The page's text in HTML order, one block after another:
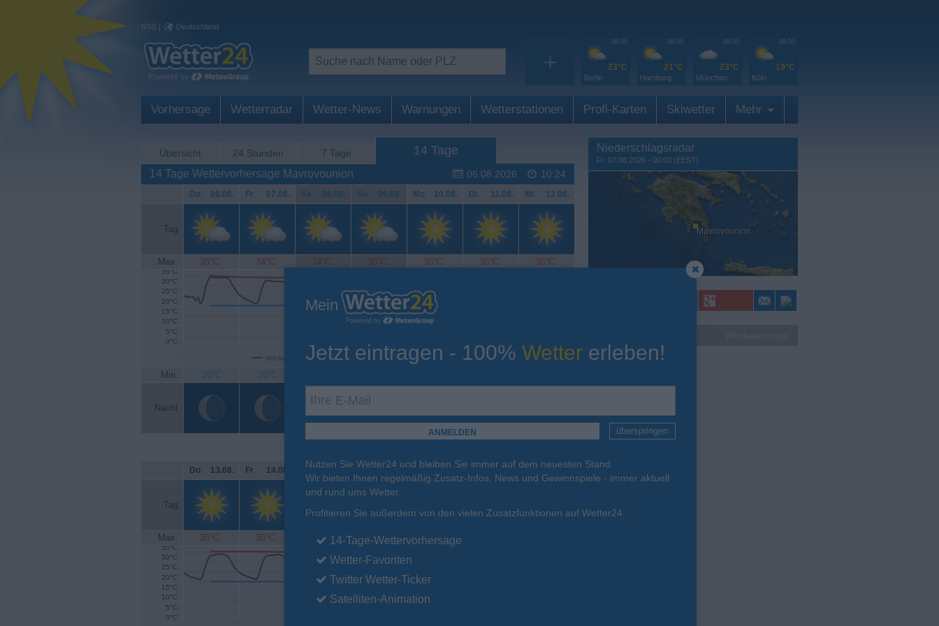
RSS | Deutschland
+
09:00
23°C
Berlin
09:00
21°C
Hamburg
09:00
23°C
München
09:00
19°C
Köln
Vorhersage Wetterradar Wetter-News Warnungen Wetterstationen Profi-Karten Skiwetter Mehr
Übersicht 24 Stunden 7 Tage 14 Tage
06.08.2026 10:24
14 Tage Wettervorhersage Mavrovounion
Do. 06.08. Fr. 07.08. Sa. 08.08. So. 09.08. Mo. 10.08. Di. 11.08. Mi. 12.08.
Tag
Max. 35°C 34°C 34°C 36°C 36°C 35°C 35°C
Höchsttemperatur Tiefsttemperatur Aktuelle Temperatur
0°C
5°C
10°C
15°C
20°C
25°C
30°C
35°C
Min. 20°C 20°C
Nacht
Do. 13.08. Fr. 14.08. Sa. 15.08. So. 16.08. Mo . 17.08. Di. 18.08. Mi. 19.08.
Tag
Max. 35°C 35°C 34°C 33°C 33°C
0°C
5°C
10°C
15°C
20°C
25°C
30°C
35°C
Niederschlagsradar
Fr. 07.08.2026 - 00:00 (EEST)
Mavrovounion
Mein
Jetzt eintragen - 100% Wetter erleben!
überspringen
Nutzen Sie Wetter24 und bleiben Sie immer auf dem neuesten Stand.
Wir bieten Ihnen regelmäßig Zusatz-Infos, News und Gewinnspiele - immer aktuell
und rund ums Wetter.
Profitieren Sie außerdem von den vielen Zusatzfunktionen auf Wetter24:
14-Tage-Wettervorhersage
Wetter-Favoriten
Twitter Wetter-Ticker
Satelliten-Animation